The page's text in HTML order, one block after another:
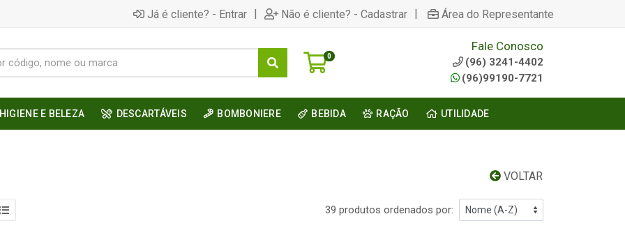
Já é cliente? - Entrar | Não é cliente? - Cadastrar | Área do Representante
0
Fale Conosco
(96) 3241-4402
(96)99190-7721
E BELEZA DESCARTÁVEIS BOMBONIERE BEBIDA RAÇÃO UTILIDADE
VOLTAR
39 produtos ordenados por: